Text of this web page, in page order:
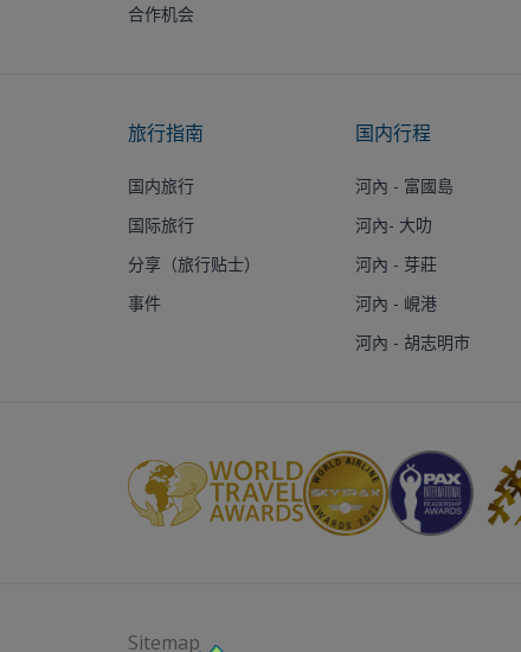
合作机会
旅行指南
国内旅行
国际旅行
分享（旅行贴士）
事件
国内行程
河內 - 富國島
河內- 大叻
河內 - 芽莊
河內 - 峴港
河內 - 胡志明市
Sitemap